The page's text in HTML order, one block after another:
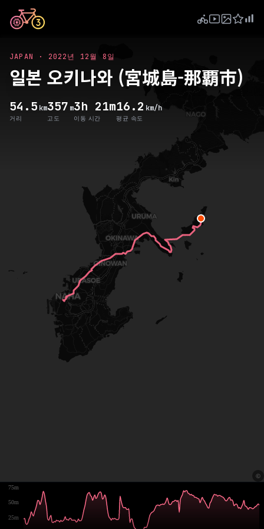
JAPAN · 2022년 12월 8일
일본 오키나와 (宮城島-那覇市)
54.5 km
거리
357 m
고도
3h 21m
이동 시간
16.2 km/h
평균 속도
25m
50m
75m